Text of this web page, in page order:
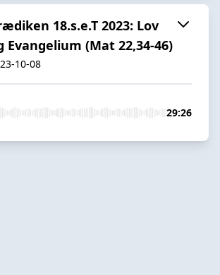
18.s.e.T 2023: Lov
Evangelium (Mat 22,34-46)
10-08
29:26